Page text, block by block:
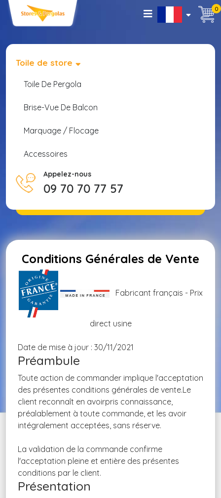
0
Toile de store
Toile De Pergola
Brise-Vue De Balcon
Marquage / Flocage
Accessoires
Appelez-nous
09 70 70 77 57
Conditions Générales de Vente
Fabricant français - Prix
direct usine
Date de mise à jour : 30/11/2021
Préambule
Toute action de commander implique l'acceptation
des présentes conditions générales de vente.Le
client reconnaît en avoirpris connaissance,
préalablement à toute commande, et les avoir
intégralement acceptées, sans réserve.
La validation de la commande confirme
l'acceptation pleine et entière des présentes
conditions par le client.
Présentation